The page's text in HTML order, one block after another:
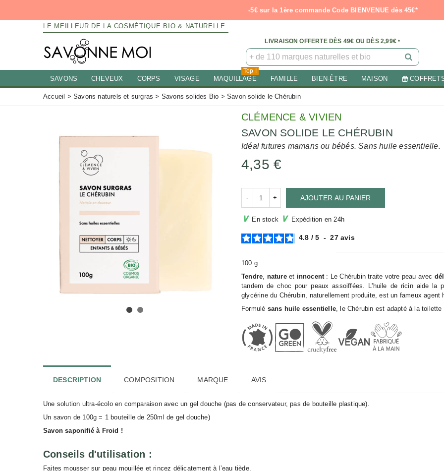
-5€ sur la 1ère commande Code BIENVENUE dès 45€*
LE MEILLEUR DE LA COSMÉTIQUE BIO & NATURELLE
LIVRAISON OFFERTE DÈS 49€ OU DÈS 2,99€ *
SAVONS CHEVEUX CORPS VISAGE MAQUILLAGE
Top !
FAMILLE BIEN-ÊTRE MAISON
Accueil > Savons naturels et surgras > Savons solides Bio > Savon solide le Chérubin
CLÉMENCE & VIVIEN
SAVON SOLIDE LE CHÉRUBIN
Idéal futures mamans ou bébés. Sans huile essentielle.
4,35 €
- + AJOUTER AU PANIER
∨ En stock ∨ Expédition en 24h
4.8 / 5 - 27avis
100 g
Tendre, natureet innocent: Le Chérubin traite votre peau avec
tandem de choc pour peaux assoiffées. L'huile de ricin aide
glycérine du Chérubin, naturellement produite, est un fameux agent
Formulé sans huile essentielle, le Chérubin est adapté à la
DESCRIPTION COMPOSITION MARQUE AVIS
Une solution ultra-écolo en comparaison avec un gel douche (pas de conservateur, pas de bouteille plastique).
Un savon de 100g = 1 bouteille de 250ml de gel douche)
Savon saponifié à Froid !
Conseils d'utilisation :
Faites mousser sur peau mouillée et rincez délicatement à l’eau tiède.